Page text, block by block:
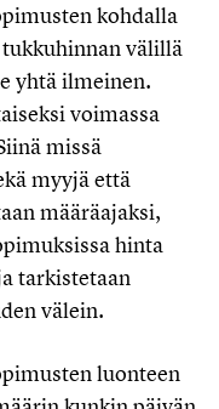
kohdalla
tukkuhinnan välillä
yhtä ilmeinen.
voimassa
missä
myyjä että
määräajaksi,
hinta
tarkistetaan
välein.
luonteen